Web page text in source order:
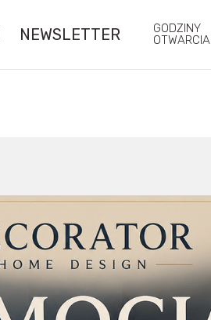
NEWSLETTER
GODZINY
OTWARCIA